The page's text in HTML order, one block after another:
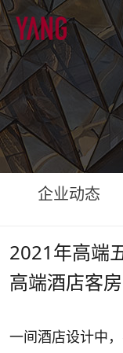
企业动态
2021年高端
高端酒店客
一间酒店设计中